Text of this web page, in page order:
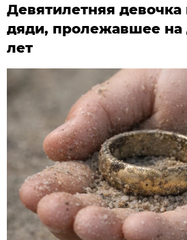
Девятилетняя
дяди, пролежавшее на
лет